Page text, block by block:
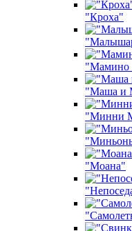
"Кроха"
"Мамино
"Маша и
"Минни
"Моана"